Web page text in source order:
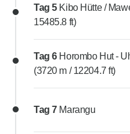
Tag 5 Kibo Hütte /
15485.8 ft)
Tag 6 Horombo Hut -
(3720 m / 12204.7 ft)
Tag 7 Marangu